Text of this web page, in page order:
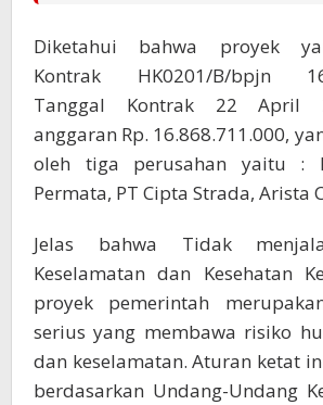
Diketahui bahwa proyek
Kontrak HK0201/B/bpjn
Tanggal Kontrak 22 April
anggaran Rp. 16.868.711.000,
oleh tiga perusahan yaitu :
Permata, PT Cipta Strada, Arista
Jelas bahwa Tidak
Keselamatan dan Kesehatan
proyek pemerintah
serius yang membawa risiko
dan keselamatan. Aturan ketat
berdasarkan Undang-Undang